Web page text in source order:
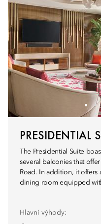
PRESIDENTIAL
The Presidential Suite
several balconies that
Road. In addition, it offers
dining room equipped
Hlavní výhody: